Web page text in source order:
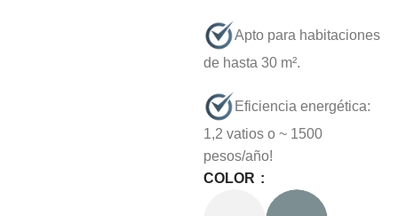
Apto para habitaciones
de hasta 30 m².
⁠Eficiencia energética:
1,2 vatios o ~ 1500
pesos/año!
COLOR